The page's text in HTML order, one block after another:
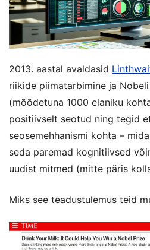
2013. aastal avaldasid
riikide piimatarbimine ja
(mõõdetuna 1000 elaniku
positiivselt seotud ning tegid
seosemehhanismi kohta –
seda paremad kognitiivsed
uudist mitmed (mitte päris
Miks see teadustulemus teid